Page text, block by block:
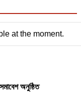
at the moment.
অনুষ্ঠিত